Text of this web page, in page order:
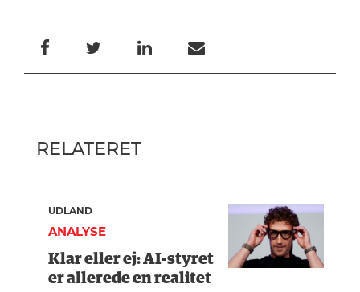
RELATERET
UDLAND
ANALYSE
Klar eller ej: AI-styret
er allerede en realitet